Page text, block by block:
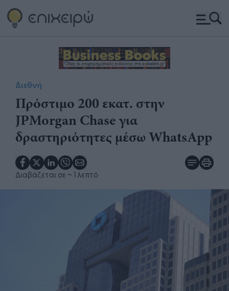
Διεθνή
Πρόστιμο 200 εκατ. στην
JPMorgan Chase για
δραστηριότητες μέσω WhatsApp
Διαβάζεται σε ~ 1 λεπτό